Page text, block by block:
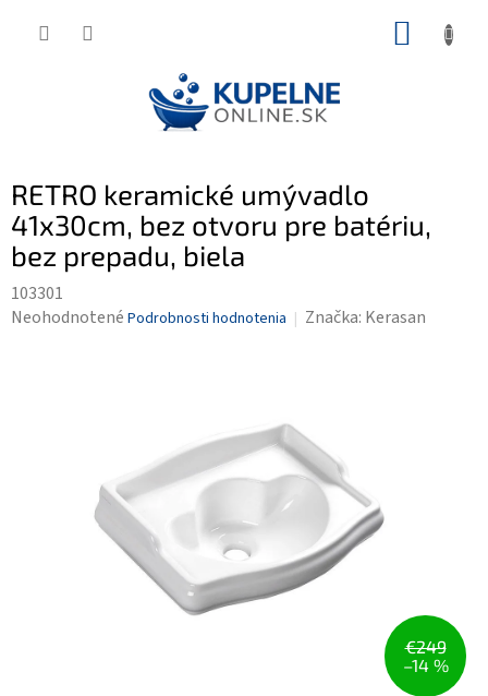
RETRO keramické umývadlo
41x30cm, bez otvoru pre batériu,
bez prepadu, biela
103301
Priemerné
Neohodnotené Podrobnosti hodnotenia Značka: Kerasan
€249
–14 %